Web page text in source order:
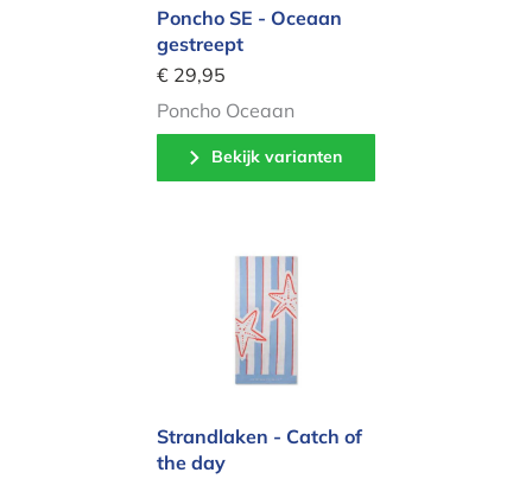
Poncho SE - Oceaan
gestreept
€ 29,95
Poncho Oceaan
Bekijk varianten
Strandlaken - Catch of
the day